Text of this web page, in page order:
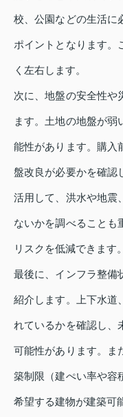
校、公園などの生活に
ポイントとなります。
く左右します。
次に、地盤の安全性や
ます。土地の地盤が
能性があります。購入
盤改良が必要かを確認
活用して、洪水や地震
ないかを調べることも
リスクを低減できます。
最後に、インフラ整備
紹介します。上下水道
れているかを確認し、
可能性があります。ま
築制限（建ぺい率や容
希望する建物が建築可